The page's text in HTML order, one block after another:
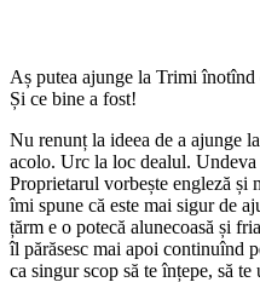
Aș putea ajunge la Trimi
Și ce bine a fost!
Nu renunț la ideea de a ajunge
acolo. Urc la loc dealul. Undeva
Proprietarul vorbește engleză și
îmi spune că este mai sigur de
țărm e o potecă alunecoasă și
îl părăsesc mai apoi continuînd
ca singur scop să te înțepe, să te